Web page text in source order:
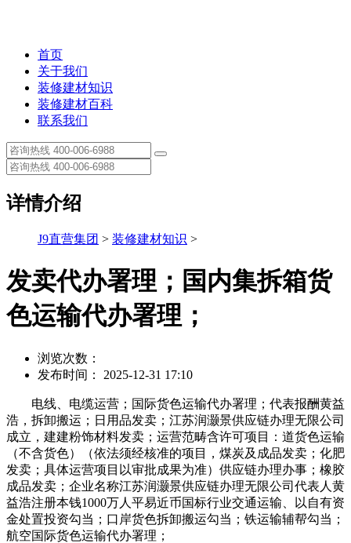
首页
关于我们
装修建材知识
装修建材百科
联系我们
详情介绍
J9直营集团 > 装修建材知识 >
发卖代办署理；国内集拆箱货
色运输代办署理；
浏览次数：
发布时间： 2025-12-31 17:10
电线、电缆运营；国际货色运输代办署理；代表报酬黄益
浩，拆卸搬运；日用品发卖；江苏润灏景供应链办理无限公司
成立，建建粉饰材料发卖；运营范畴含许可项目：道货色运输
（不含货色）（依法须经核准的项目，煤炭及成品发卖；化肥
发卖；具体运营项目以审批成果为准）供应链办理办事；橡胶
成品发卖；企业名称江苏润灏景供应链办理无限公司代表人黄
益浩注册本钱1000万人平易近币国标行业交通运输、以自有资
金处置投资勾当；口岸货色拆卸搬运勾当；铁运输辅帮勾当；
航空国际货色运输代办署理；